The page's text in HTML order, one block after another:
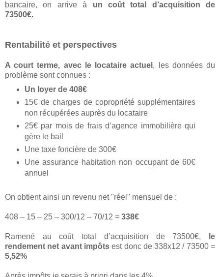
bancaire, on arrive à un coût total d’acquisition de
73500€.
Rentabilité et perspectives
A court terme, avec le locataire actuel , les données du
problème sont connues :
Un loyer de 408€
15€ de charges de copropriété supplémentaires
non récupérées auprès du locataire
25€ par mois de frais d’agence immobilière qui
gère le bail
Une taxe foncière de 300€
Une assurance habitation non occupant de 60€
annuel
On obtient ainsi un revenu net "réel" mensuel de :
408 – 15 – 25 – 300/12 – 70/12 = 338€
Ramené au coût total d’acquisition de 73500€,
le
rendement net avant impôtsest donc de 338x12 / 73500 =
5,52%